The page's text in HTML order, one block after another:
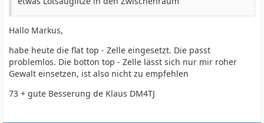
Hallo Markus,
habe heute die flat top - Zelle eingesetzt. Die passt
problemlos. Die botton top - Zelle lässt sich nur mir roher
Gewalt einsetzen, ist also nicht zu empfehlen
73 + gute Besserung de Klaus DM4TJ